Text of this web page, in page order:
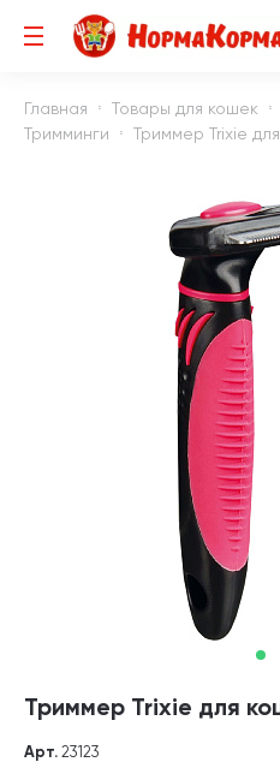
Главная Товары для кошек
Тримминги
Триммер Trixie
Триммер Trixie для
Арт. 23123